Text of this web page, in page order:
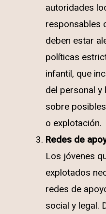
autoridades
responsables
deben estar
políticas
infantil, que
del personal y
sobre
o explotación.
Redes de
Los jóvenes
explotados
redes de
social y legal.